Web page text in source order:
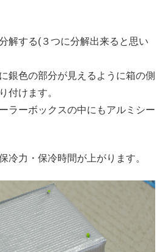
解する(３つに分解出来ると思い
銀色の部分が見えるように箱の側
付けます。
ラーボックスの中にもアルミシー
冷力・保冷時間が上がります。